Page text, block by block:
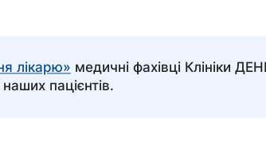
лікарю» медичні фахівці Клініки
пацієнтів.